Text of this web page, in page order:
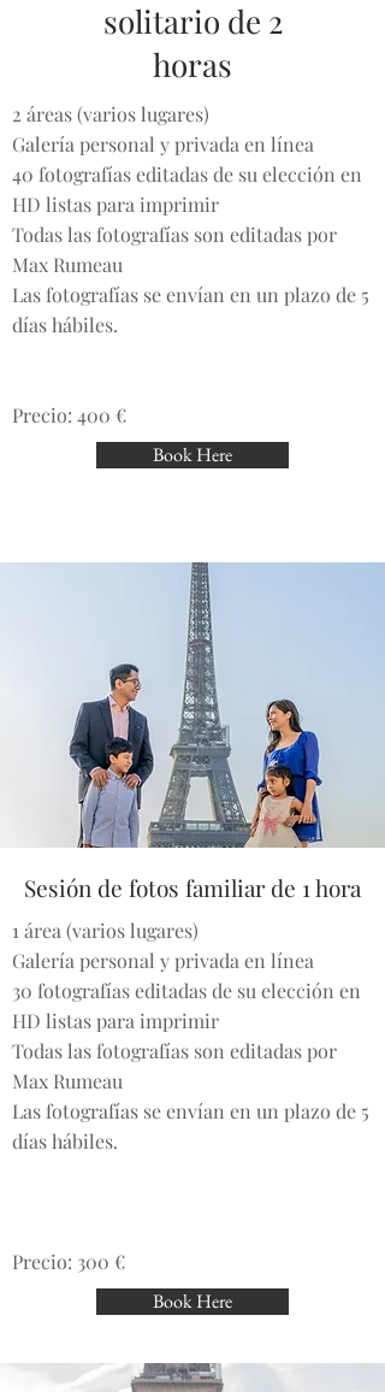
solitario de 2
horas
2 áreas (varios lugares)
Galería personal y privada en línea
40 fotografías editadas de su elección en
HD listas para imprimir
Todas las fotografías son editadas por
Max Rumeau
Las fotografías se envían en un plazo de 5
días hábiles.
Precio: 400 €
Book Here
Sesión de fotos familiar de 1 hora
1 área (varios lugares)
Galería personal y privada en línea
30 fotografías editadas de su elección en
HD listas para imprimir
Todas las fotografías son editadas por
Max Rumeau
Las fotografías se envían en un plazo de 5
días hábiles.
Precio: 300 €
Book Here